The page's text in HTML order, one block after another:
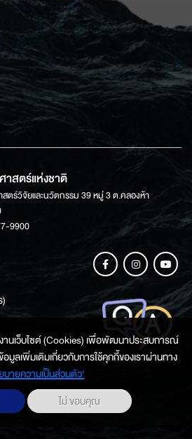
สตร์แห่งชาติ
ตร์วิจัยและนวัตกรรม 39 หมู่ 3 ต.คลองห้า
9900
ช่องทางการสอบถามข้อมูล
งานเว็บไซต์ (Cookies) เพื่อพัฒนาประสบการณ์
มูลเพิ่มเติมเกี่ยวกับการใช้คุกกี้ของเราผ่านทาง
บายความเป็นส่วนตัว'
ไม่ ขอบคุณ